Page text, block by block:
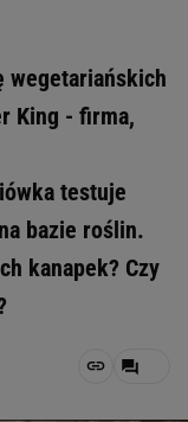
wegetariańskich
King - firma,
testuje
bazie roślin.
kanapek? Czy